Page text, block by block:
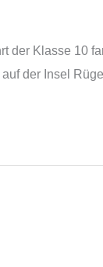
der Klasse 10
der Insel